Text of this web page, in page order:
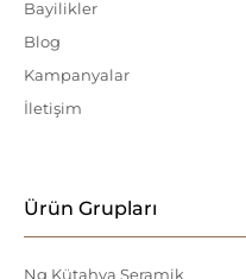
Bayilikler
Blog
Kampanyalar
İletişim
Ürün Grupları
Ng Kütahya Seramik